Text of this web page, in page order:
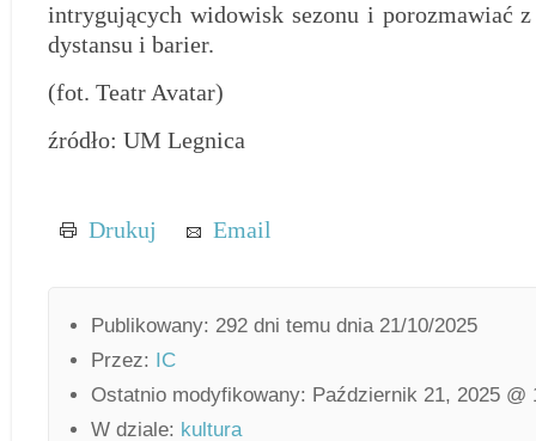
intrygujących widowisk sezonu i porozmawiać
dystansu i barier.
(fot. Teatr Avatar)
źródło: UM Legnica
Drukuj Email
Publikowany: 292 dni temu dnia 21/10/2025
Przez: IC
Ostatnio modyfikowany: Październik 21, 2025 @
W dziale: kultura